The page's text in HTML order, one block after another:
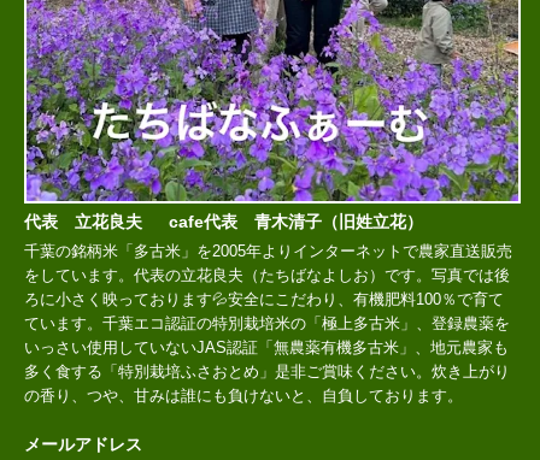
代表 立花良夫 cafe代表 青木清子（旧姓立花）
千葉の銘柄米「多古米」を2005年よりインターネットで農家直送販売
をしています。代表の立花良夫（たちばなよしお）です。写真では後
ろに小さく映っております💦安全にこだわり、有機肥料100％で育て
ています。千葉エコ認証の特別栽培米の「極上多古米」、登録農薬を
いっさい使用していないJAS認証「無農薬有機多古米」、地元農家も
多く食する「特別栽培ふさおとめ」是非ご賞味ください。炊き上がり
の香り、つや、甘みは誰にも負けないと、自負しております。
メールアドレス